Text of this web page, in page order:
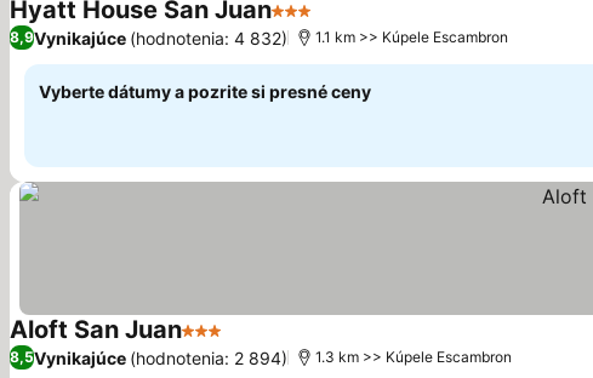
Hyatt House San Juan3 Počet hviezdičiek
8,9Vynikajúce (hodnotenia: 4 832) 1.1 km >> Kúpele Escambron
Vyberte dátumy a pozrite si presné ceny
Aloft San Juan3 Počet hviezdičiek
8,5Vynikajúce (hodnotenia: 2 894) 1.3 km >> Kúpele Escambron